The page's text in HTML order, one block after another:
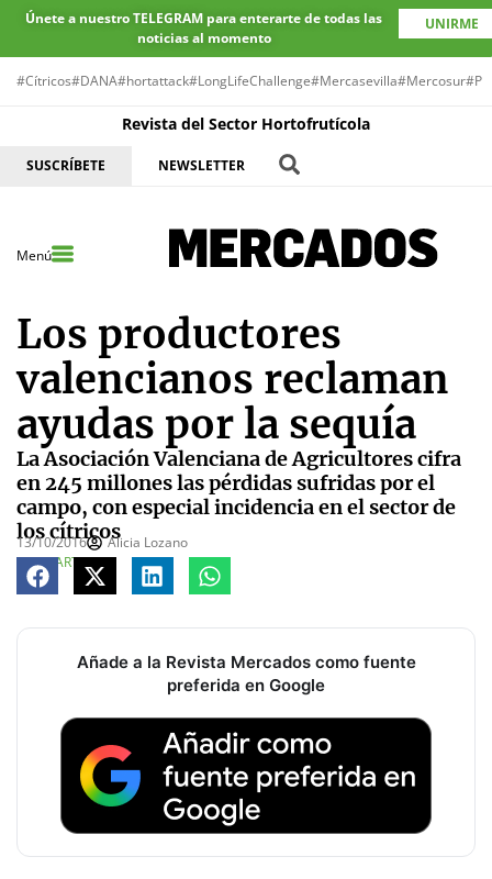
Únete a nuestro TELEGRAM para enterarte de todas las
noticias al momento
UNIRME
#Cítricos#DANA#hortattack#LongLifeChallenge#Mercasevilla#Mercosur
Revista del Sector Hortofrutícola
SUSCRÍBETE NEWSLETTER
Menú
Los productores
valencianos reclaman
ayudas por la sequía
La Asociación Valenciana de Agricultores cifra
en 245 millones las pérdidas sufridas por el
campo, con especial incidencia en el sector de
los cítricos
13/10/2016
Alicia Lozano
COMPARTE
Añade a la Revista Mercados como fuente
preferida en Google